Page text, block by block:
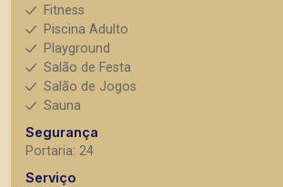
Fitness
Piscina Adulto
Playground
Salão de Festa
Salão de Jogos
Sauna
Segurança
Portaria: 24
Serviço